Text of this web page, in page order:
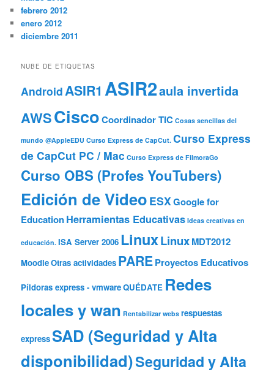
febrero 2012
enero 2012
diciembre 2011
NUBE DE ETIQUETAS
AndroidASIR1 ASIR2aula invertida
AWSCiscoCoordinador TIC Cosas sencillas del
mundo @AppleEDU Curso Express de CapCut. Curso Express
de CapCut PC / Mac Curso Express de FilmoraGo
Curso OBS (Profes YouTubers)
Edición de Video ESXGoogle for
EducationHerramientas Educativas Ideas creativas en
educación. ISA Server 2006 LinuxLinuxMDT2012
MoodleOtras actividades PAREProyectos Educativos
Píldoras express - vmwareQUÉDATE Redes
locales y wan Rentabilizar webs respuestas
expressSAD (Seguridad y Alta
disponibilidad)Seguridad y Alta